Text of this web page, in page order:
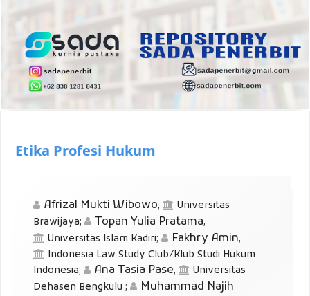
Etika Profesi Hukum
Afrizal Mukti Wibowo,
Universitas
Brawijaya; Topan Yulia Pratama,
Universitas Islam Kadiri; Fakhry Amin,
Indonesia Law Study Club/Klub Studi Hukum
Indonesia; Ana Tasia Pase,
Universitas
Dehasen Bengkulu;
Muhammad Najih